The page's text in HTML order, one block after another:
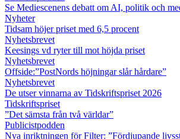
Se Mediescenens debatt om AI, politik och
Nyheter
Tidsam höjer priset med 6,5 procent
Nyhetsbrevet
Keesings vd ryter till mot höjda priset
Nyhetsbrevet
Offside:”PostNords höjningar slår hårdare”
Nyhetsbrevet
De utser vinnarna av Tidskriftspriset 2026
Tidskriftspriset
”Det sämsta från två världar”
Publicistpodden
Nya inriktningen för Filter: ”Fördjupande